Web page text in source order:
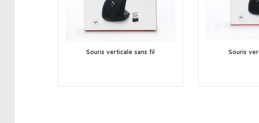
Souris verticale sans fil Souris